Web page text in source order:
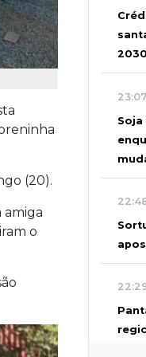
(20).
amiga
o
2030
23:07
Soja